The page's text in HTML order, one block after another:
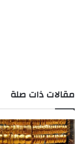
مقالات ذات صلة